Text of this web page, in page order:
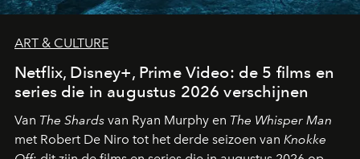
ART & CULTURE
Netflix, Disney+, Prime Video: de 5 films en
series die in augustus 2026 verschijnen
Van The Shards van Ryan Murphy en The Whisper Man
met Robert De Niro tot het derde seizoen van Knokke